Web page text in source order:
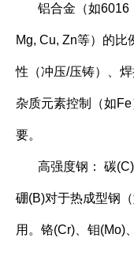
铝合金（如6016
Mg, Cu, Zn等）的比
性（冲压/压铸）、
杂质元素控制（如
要。
高强度钢： 碳
硼(B)对于热成型钢
用。铬(Cr)、钼(Mo)